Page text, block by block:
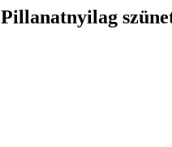
Pillanatnyilag